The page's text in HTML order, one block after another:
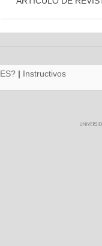
| Instructivos